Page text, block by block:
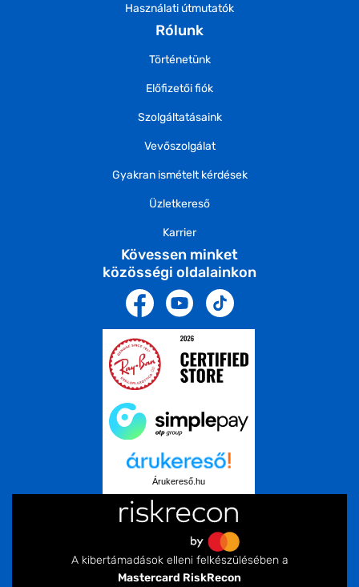
Használati útmutatók
Rólunk
Történetünk
Előfizetői fiók
Szolgáltatásaink
Vevőszolgálat
Gyakran ismételt kérdések
Üzletkereső
Karrier
Kövessen minket
közösségi oldalainkon
Árukereső.hu
A kibertámadások elleni felkészülésében a
Mastercard RiskRecon